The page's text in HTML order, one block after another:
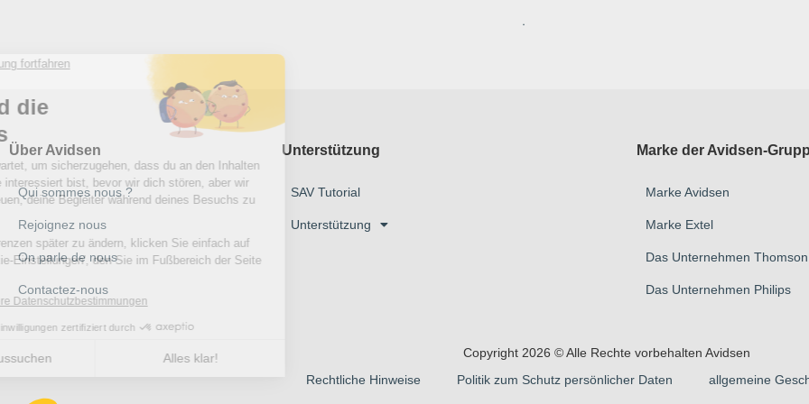
.
Über Avidsen
Qui sommes nous ?
Rejoignez nous
On parle de nous
Contactez-nous
Unterstützung
SAV Tutorial
Unterstützung
Marke der Avidsen-
Marke Avidsen
Marke Extel
Das Unternehmen Thomson
Das Unternehmen Philips
Copyright 2026 © Alle Rechte vorbehalten Avidsen
Rechtliche Hinweise
Politik zum Schutz persönlicher Daten allgemeine